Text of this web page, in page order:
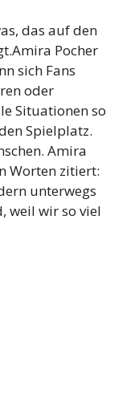
das auf den
Pocher
sich Fans
oder
Situationen so
Spielplatz.
Amira
Worten zitiert:
unterwegs
weil wir so viel